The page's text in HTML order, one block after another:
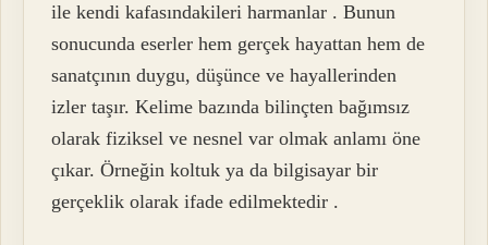
ile kendi kafasındakileri harmanlar . Bunun
sonucunda eserler hem gerçek hayattan hem de
sanatçının duygu, düşünce ve hayallerinden
izler taşır. Kelime bazında bilinçten bağımsız
olarak fiziksel ve nesnel var olmak anlamı öne
çıkar. Örneğin koltuk ya da bilgisayar bir
gerçeklik olarak ifade edilmektedir .